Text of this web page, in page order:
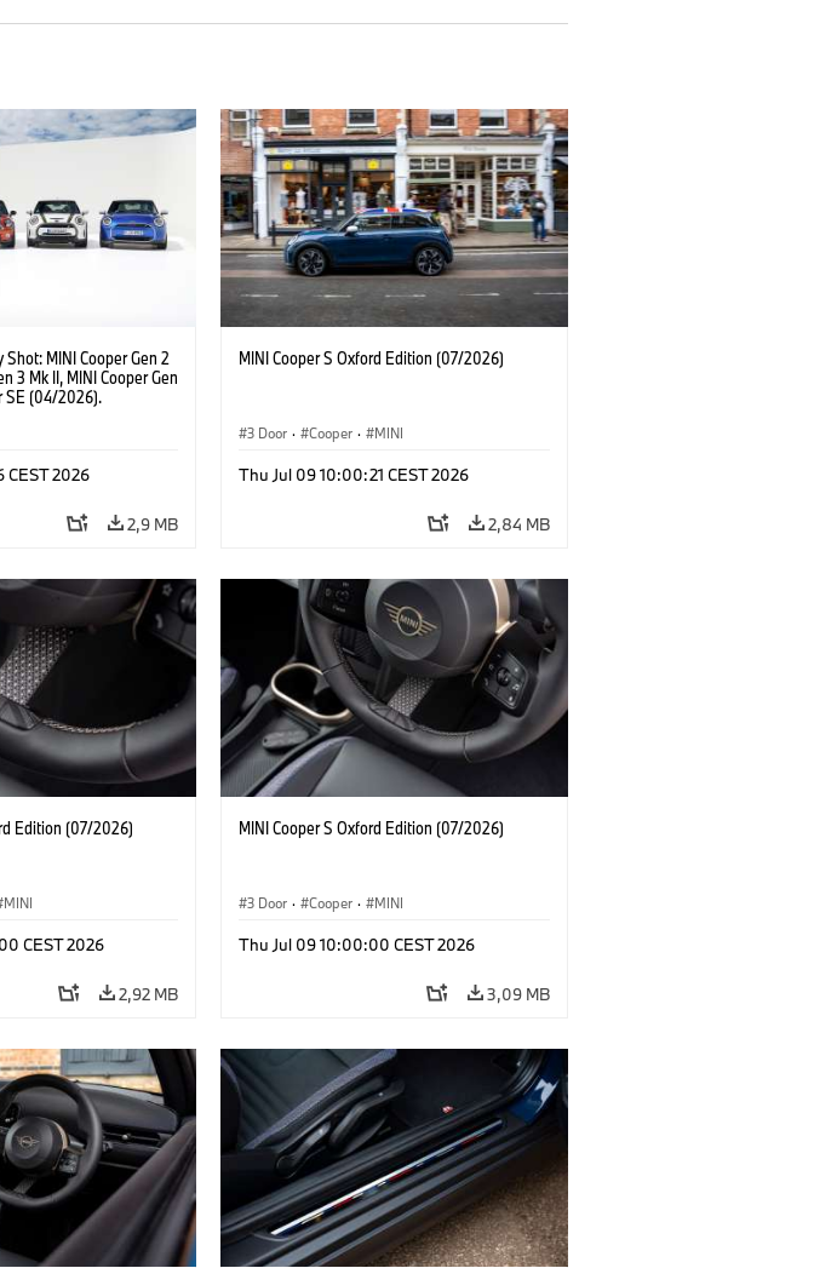
MINI Cooper Gen 2
3 Mk II, MINI Cooper Gen
SE (04/2026).
CEST 2026
2,9 MB
MINI Cooper S Oxford Edition (07/2026)
3 Door · Cooper · MINI
Thu Jul 09 10:00:21 CEST 2026
2,84 MB
Edition (07/2026)
MINI
CEST 2026
2,92 MB
MINI Cooper S Oxford Edition (07/2026)
3 Door · Cooper · MINI
Thu Jul 09 10:00:00 CEST 2026
3,09 MB